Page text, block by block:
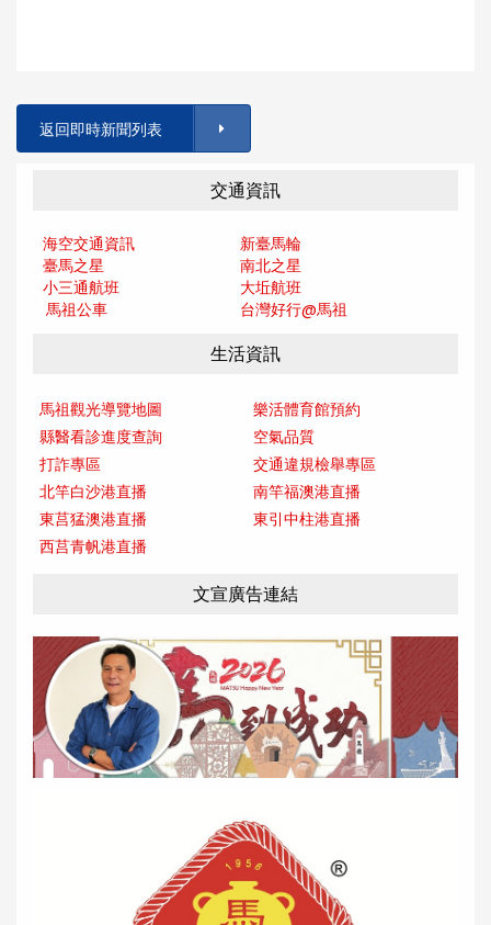
返回即時新聞列表
交通資訊
海空交通資訊
新臺馬輪
臺馬之星
南北之星
小三通航班
大坵航班
馬祖公車
台灣好行@馬祖
生活資訊
馬祖觀光導覽地圖
樂活體育館預約
縣醫看診進度查詢
空氣品質
打詐專區
交通違規檢舉專區
北竿白沙港直播
南竿福澳港直播
東莒猛澳港直播
東引中柱港直播
西莒青帆港直播
文宣廣告連結